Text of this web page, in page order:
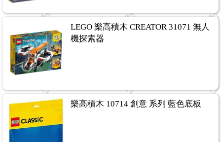
LEGO 樂高積木 CREATOR 31071 無人
機探索器
樂高積木 10714 創意 系列 藍色底板